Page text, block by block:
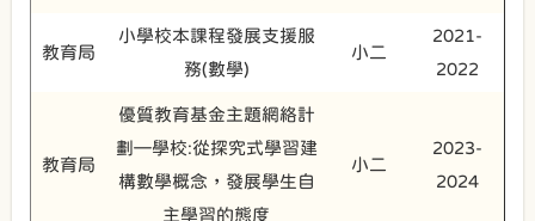
教育局
小學校本課程發展支援服
務(數學)
小二
2021-
2022
教育局
優質教育基金主題網絡計
劃—學校:從探究式學習建
構數學概念，發展學生自
主學習的態度
小二
2023-
2024